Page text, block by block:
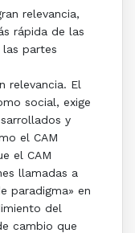
relevancia,
rápida de las
partes
relevancia. El
social, exige
y
el CAM
el CAM
llamadas a
paradigma» en
del
cambio que